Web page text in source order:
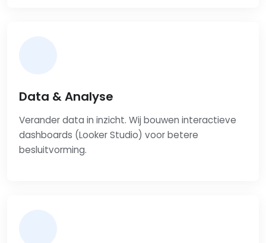
Data & Analyse
Verander data in inzicht. Wij bouwen interactieve
dashboards (Looker Studio) voor betere
besluitvorming.